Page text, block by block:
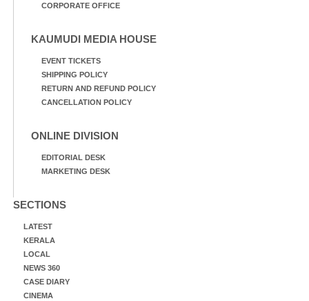
CORPORATE OFFICE
KAUMUDI MEDIA HOUSE
EVENT TICKETS
SHIPPING POLICY
RETURN AND REFUND POLICY
CANCELLATION POLICY
ONLINE DIVISION
EDITORIAL DESK
MARKETING DESK
SECTIONS
LATEST
KERALA
LOCAL
NEWS 360
CASE DIARY
CINEMA